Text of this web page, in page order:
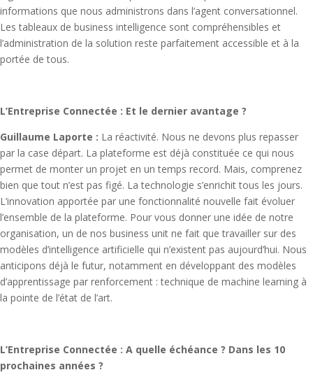
informations que nous administrons dans l’agent conversationnel.
Les tableaux de business intelligence sont compréhensibles et
l’administration de la solution reste parfaitement accessible et à la
portée de tous.
L’Entreprise Connectée : Et le dernier avantage ?
Guillaume Laporte : La réactivité. Nous ne devons plus repasser
par la case départ. La plateforme est déjà constituée ce qui nous
permet de monter un projet en un temps record. Mais, comprenez
bien que tout n’est pas figé. La technologie s’enrichit tous les jours.
L’innovation apportée par une fonctionnalité nouvelle fait évoluer
l’ensemble de la plateforme. Pour vous donner une idée de notre
organisation, un de nos business unit ne fait que travailler sur des
modèles d’intelligence artificielle qui n’existent pas aujourd’hui. Nous
anticipons déjà le futur, notamment en développant des modèles
d’apprentissage par renforcement : technique de machine learning à
la pointe de l’état de l’art.
L’Entreprise Connectée : A quelle échéance ? Dans les 10
prochaines années ?